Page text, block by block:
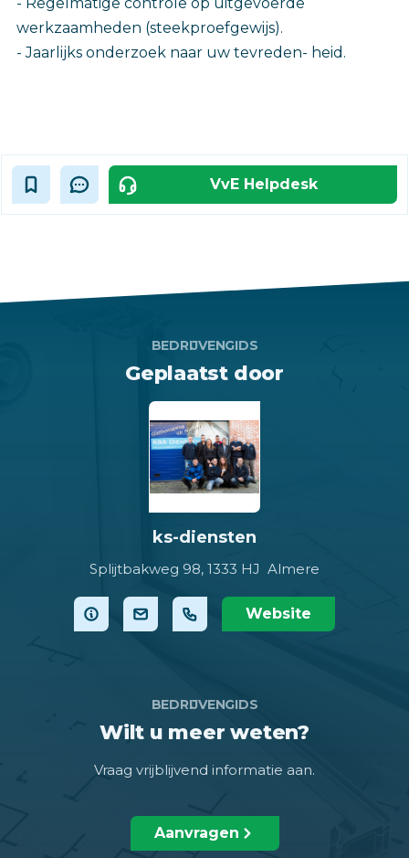
werkzaamheden (steekproefgewijs).
- Jaarlijks onderzoek naar uw tevreden- heid.
VvE Helpdesk
BEDRIJVENGIDS
Geplaatst door
ks-diensten
Splijtbakweg 98, 1333 HJ Almere
Website
BEDRIJVENGIDS
Wilt u meer weten?
Vraag vrijblijvend informatie aan.
Aanvragen